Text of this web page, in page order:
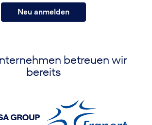
Neu anmelden
betreuen wir
bereits